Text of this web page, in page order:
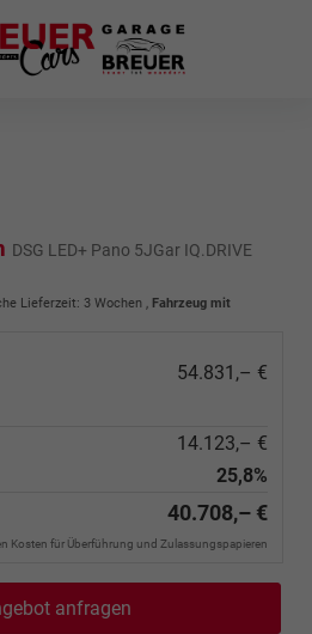
DSG LED+ Pano 5JGar IQ.DRIVE
Lieferzeit: 3 Wochen , Fahrzeug mit
54.831,– €
14.123,– €
25,8%
40.708,– €
Kosten für Überführung und Zulassungspapieren
anfragen